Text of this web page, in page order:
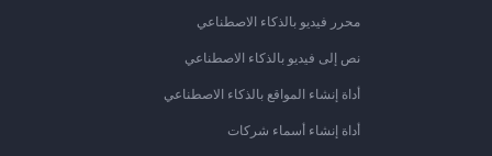
محرر فيديو بالذكاء الاصطناعي
نص إلى فيديو بالذكاء الاصطناعي
أداة إنشاء المواقع بالذكاء الاصطناعي
أداة إنشاء أسماء شركات